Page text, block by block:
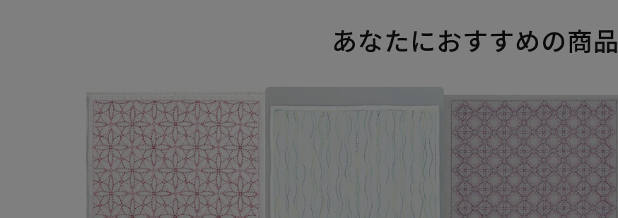
あなたにおすすめの商品